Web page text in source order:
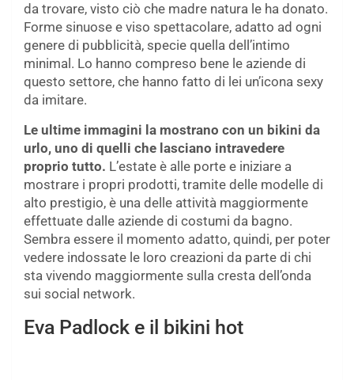
da trovare, visto ciò che madre natura le ha donato.
Forme sinuose e viso spettacolare, adatto ad ogni
genere di pubblicità, specie quella dell’intimo
minimal. Lo hanno compreso bene le aziende di
questo settore, che hanno fatto di lei un’icona sexy
da imitare.
Le ultime immagini la mostrano con un bikini da
urlo, uno di quelli che lasciano intravedere
proprio tutto. L’estate è alle porte e iniziare a
mostrare i propri prodotti, tramite delle modelle di
alto prestigio, è una delle attività maggiormente
effettuate dalle aziende di costumi da bagno.
Sembra essere il momento adatto, quindi, per poter
vedere indossate le loro creazioni da parte di chi
sta vivendo maggiormente sulla cresta dell’onda
sui social network.
Eva Padlock e il bikini hot